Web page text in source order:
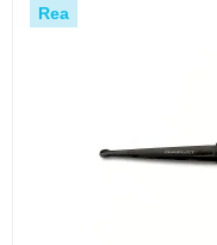
Rea